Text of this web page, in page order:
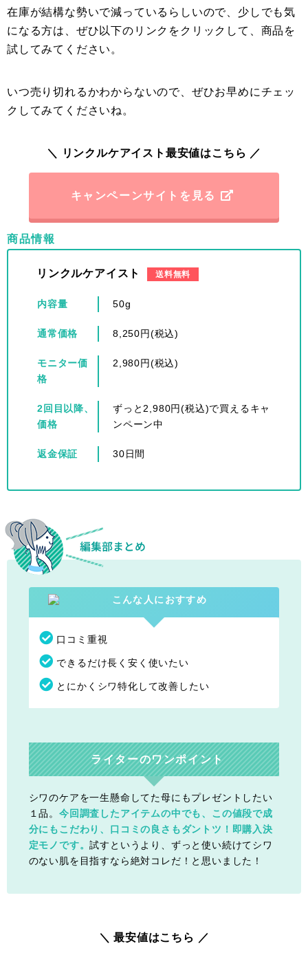
在庫が結構な勢いで減っているらしいので、少しでも気
になる方は、ぜひ以下のリンクをクリックして、商品を
試してみてください。
いつ売り切れるかわからないので、ぜひお早めにチェッ
クしてみてくださいね。
＼ リンクルケアイスト最安値はこちら ／
キャンペーンサイトを見る
商品情報
リンクルケアイスト 送料無料
内容量 50g
通常価格 8,250円(税込)
モニター価
格
2,980円(税込)
2回目以降、
価格
ずっと2,980円(税込)で買えるキャ
ンペーン中
返金保証 30日間
口コミ重視
できるだけ長く安く使いたい
とにかくシワ特化して改善したい
ライターのワンポイント
シワのケアを一生懸命してた母にもプレゼントしたい
１品。今回調査したアイテムの中でも、この値段で成
分にもこだわり、口コミの良さもダントツ！即購入決
定モノです。試すというより、ずっと使い続けてシワ
のない肌を目指すなら絶対コレだ！と思いました！
＼ 最安値はこちら ／